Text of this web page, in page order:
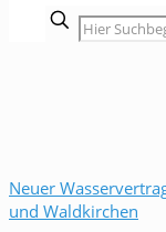
Neuer
und Waldkirchen